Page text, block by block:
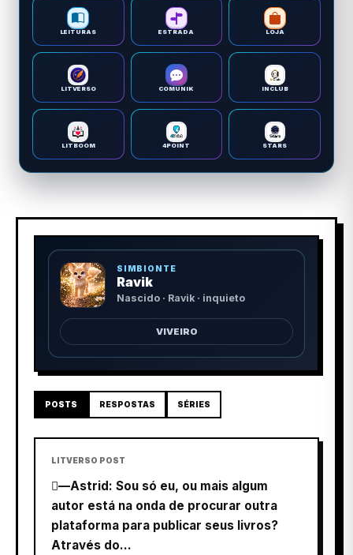
LEITURAS ESTRADA LOJA
LITVERSO COMUNIK INCLUB
LITBOOM 4POINT STARS
SIMBIONTE
Ravik
Nascido · Ravik · inquieto
VIVEIRO
POSTS RESPOSTAS SÉRIES
LITVERSO POST
—Astrid: Sou só eu, ou mais algum
autor está na onda de procurar outra
plataforma para publicar seus livros?
Através do...